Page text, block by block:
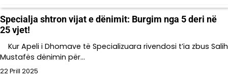
Specialja shtron vijat e dënimit: Burgim nga 5 deri në
25 vjet!
Kur Apeli i Dhomave të Specializuara rivendosi t’ia zbus Salih
Mustafës dënimin për…
22 Prill 2025